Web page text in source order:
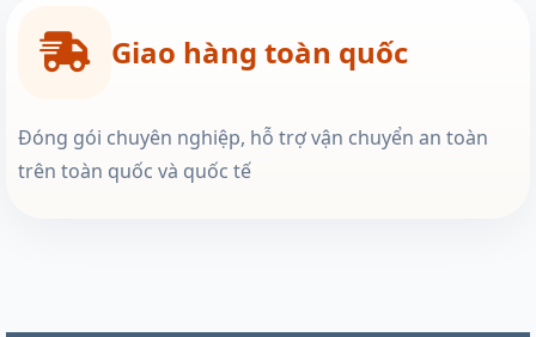
Giao hàng toàn quốc
Đóng gói chuyên nghiệp, hỗ trợ vận chuyển an toàn
trên toàn quốc và quốc tế